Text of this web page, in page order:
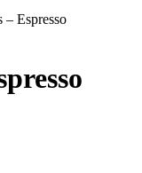
Espresso